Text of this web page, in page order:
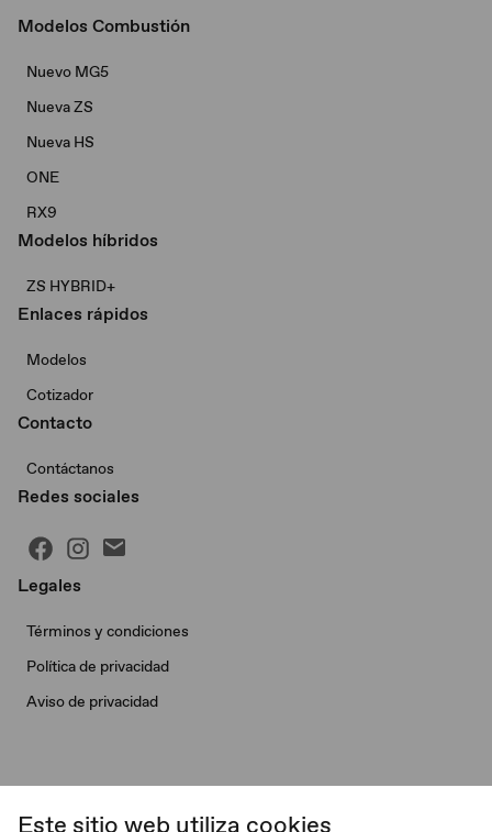
Modelos Combustión
Nuevo MG5
Nueva ZS
Nueva HS
ONE
RX9
Modelos híbridos
ZS HYBRID+
Enlaces rápidos
Modelos
Cotizador
Contacto
Contáctanos
Redes sociales
Legales
Términos y condiciones
Política de privacidad
Aviso de privacidad
Este sitio web utiliza cookies